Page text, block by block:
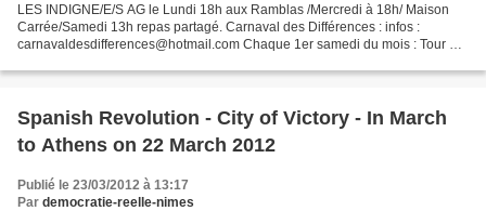
LES INDIGNE/E/S AG le Lundi 18h aux Ramblas /Mercredi à 18h/ Maison
Carrée/Samedi 13h repas partagé. Carnaval des Différences : infos :
carnavaldesdifferences@hotmail.com Chaque 1er samedi du mois : Tour de
Spanish Revolution - City of Victory - In March
to Athens on 22 March 2012
Publié le 23/03/2012 à 13:17
Par democratie-reelle-nimes